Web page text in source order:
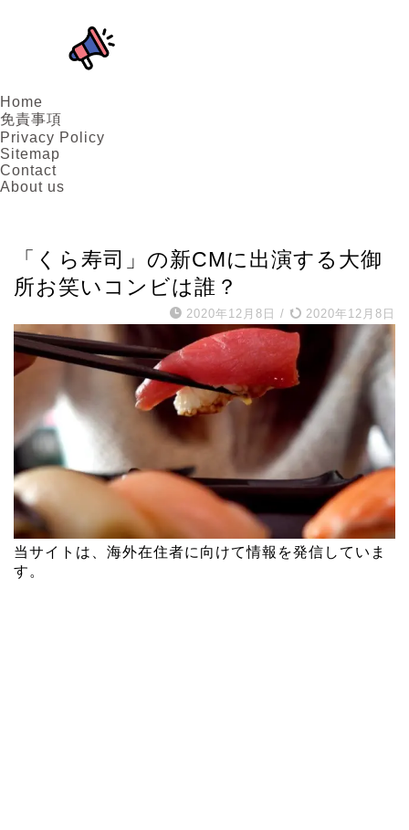
Home
免責事項
Privacy Policy
Sitemap
Contact
About us
「くら寿司」の新CMに出演する大御
所お笑いコンビは誰？
2020年12月8日 / 2020年12月8日
当サイトは、海外在住者に向けて情報を発信していま
す。